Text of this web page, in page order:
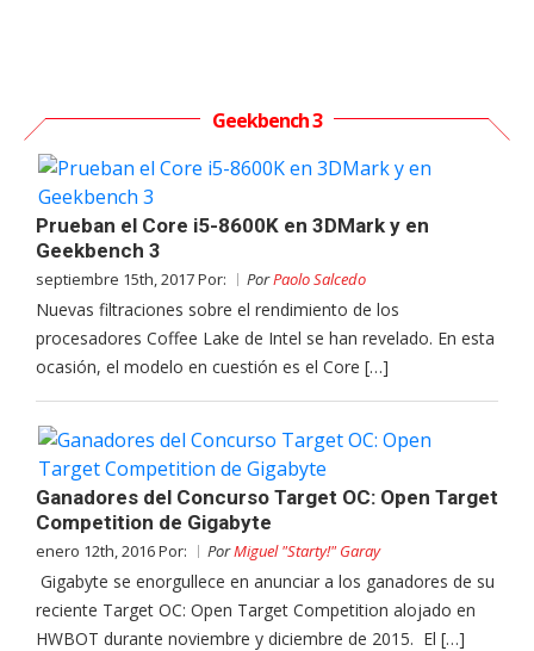
Geekbench 3
Prueban el Core i5-8600K en 3DMark y en
Geekbench 3
septiembre 15th, 2017 Por: PorPaolo Salcedo
Nuevas filtraciones sobre el rendimiento de los
procesadores Coffee Lake de Intel se han revelado. En esta
ocasión, el modelo en cuestión es el Core […]
Ganadores del Concurso Target OC: Open Target
Competition de Gigabyte
enero 12th, 2016 Por: PorMiguel "Starty!" Garay
Gigabyte se enorgullece en anunciar a los ganadores de su
reciente Target OC: Open Target Competition alojado en
HWBOT durante noviembre y diciembre de 2015. El […]